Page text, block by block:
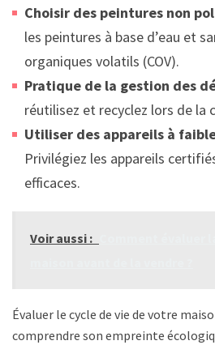
Choisir des peintures non
les peintures à base d’eau et
organiques volatils (COV).
Pratique de la gestion des
réutilisez et recyclez lors de la
Utiliser des appareils à
Privilégiez les appareils
efficaces.
Voir aussi :
Évaluer le cycle de vie de votre
comprendre son empreinte